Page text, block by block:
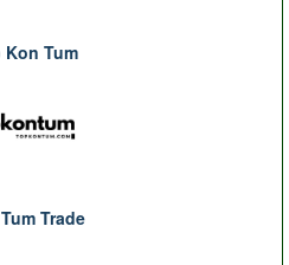
Kon Tum
Trade